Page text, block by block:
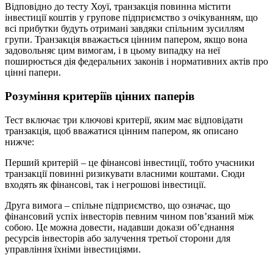
Відповідно до тесту Хоуї, транзакція повинна містити
інвестиції коштів у групове підприємство з очікуванням, що
всі прибутки будуть отримані завдяки спільним зусиллям
групи. Транзакція вважається цінним папером, якщо вона
задовольняє цим вимогам, і в цьому випадку на неї
поширюється дія федеральних законів і нормативних актів про
цінні папери.
Розуміння критеріїв цінних паперів
Тест включає три ключові критерії, яким має відповідати
транзакція, щоб вважатися цінним папером, як описано
нижче:
Перший критерій – це фінансові інвестиції, тобто учасники
транзакції повинні ризикувати власними коштами. Сюди
входять як фінансові, так і негрошові інвестиції.
Друга вимога – спільне підприємство, що означає, що
фінансовий успіх інвесторів певним чином пов’язаний між
собою. Це можна довести, надавши докази об’єднання
ресурсів інвесторів або залучення третьої сторони для
управління їхніми інвестиціями.